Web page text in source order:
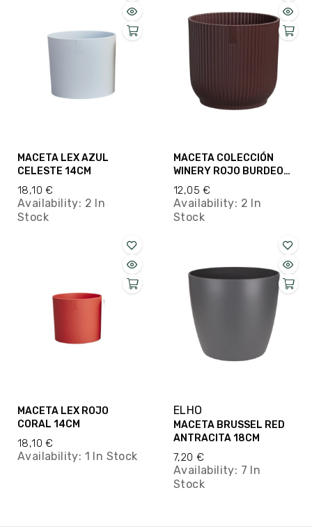
MACETA LEX AZUL
CELESTE 14CM
18,10 €
Availability: 2 In
Stock
MACETA COLECCIÓN
WINERY ROJO BURDEOS
18CM
12,05 €
Availability: 2 In
Stock
MACETA LEX ROJO
CORAL 14CM
18,10 €
Availability: 1 In Stock
ELHO
MACETA BRUSSEL RED
ANTRACITA 18CM
7,20 €
Availability: 7 In
Stock